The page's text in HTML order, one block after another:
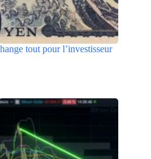
tout pour l’investisseur